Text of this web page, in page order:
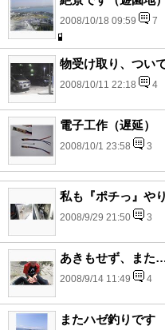
2008/10/18 09:59 7
物受け取り、つい
2008/10/11 22:18 4
電子工作（遅延）
2008/10/1 23:58 3
私も『ポチっ』や
2008/9/29 21:50 3
あきもせず、また
2008/9/14 11:49 4
またハゼ釣りです